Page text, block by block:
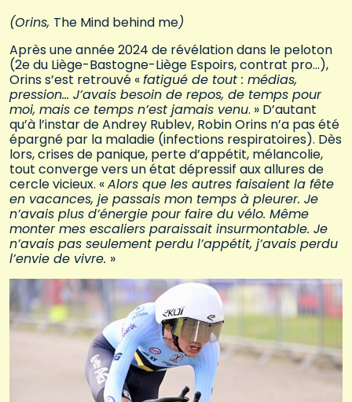
(Orins, The Mind behind me)
Après une année 2024 de révélation dans le peloton
(2e du Liège-Bastogne-Liège Espoirs, contrat pro…),
Orins s’est retrouvé «fatigué de tout : médias,
pression… J’avais besoin de repos, de temps pour
moi, mais ce temps n’est jamais venu. » D’autant
qu’à l’instar de Andrey Rublev, Robin Orins n’a pas été
épargné par la maladie (infections respiratoires). Dès
lors, crises de panique, perte d’appétit, mélancolie,
tout converge vers un état dépressif aux allures de
cercle vicieux. «Alors que les autres faisaient la fête
en vacances, je passais mon temps à pleurer. Je
n’avais plus d’énergie pour faire du vélo. Même
monter mes escaliers paraissait insurmontable. Je
n’avais pas seulement perdu l’appétit, j’avais perdu
l’envie de vivre. »